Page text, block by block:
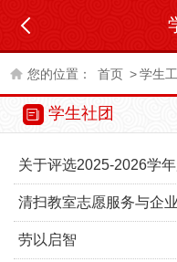
您的位置： 首页 >学生
学生社团
关于评选2025-2026学
风学风建设先进个人的
清扫教室志愿服务与企
劳以启智